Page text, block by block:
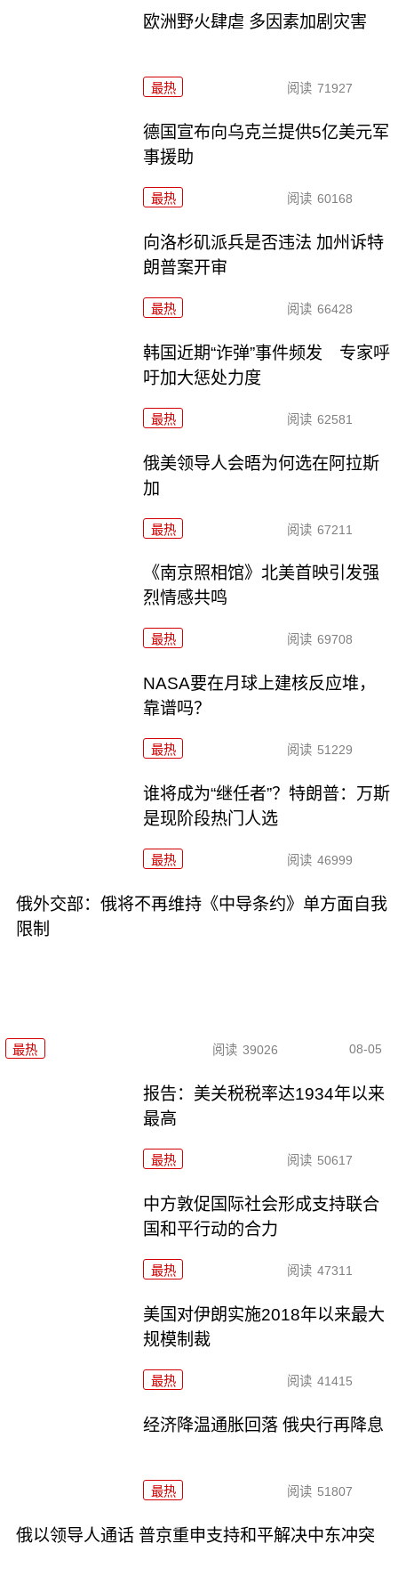
欧洲野火肆虐 多因素加剧灾害
最热 阅读 71927
德国宣布向乌克兰提供5亿美元军
事援助
最热 阅读 60168
向洛杉矶派兵是否违法 加州诉特
朗普案开审
最热 阅读 66428
韩国近期“诈弹”事件频发 专家呼
吁加大惩处力度
最热 阅读 62581
俄美领导人会晤为何选在阿拉斯
加
最热 阅读 67211
《南京照相馆》北美首映引发强
烈情感共鸣
最热 阅读 69708
NASA要在月球上建核反应堆，
靠谱吗？
最热 阅读 51229
谁将成为“继任者”？特朗普：万斯
是现阶段热门人选
最热 阅读 46999
俄外交部：俄将不再维持《中导条约》单方面自我
限制
最热 阅读 39026 08-05
报告：美关税税率达1934年以来
最高
最热 阅读 50617
中方敦促国际社会形成支持联合
国和平行动的合力
最热 阅读 47311
美国对伊朗实施2018年以来最大
规模制裁
最热 阅读 41415
经济降温通胀回落 俄央行再降息
最热 阅读 51807
俄以领导人通话 普京重申支持和平解决中东冲突